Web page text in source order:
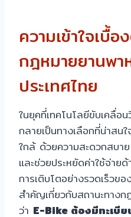
ความเข้าใจเบื้
กฎหมายยานพา
ประเทศไทย
ในยุคที่เทคโนโลยีขับเคลื่อ
กลายเป็นทางเลือกที่น่าสนใ
ใกล้ ด้วยความสะดวกสบา
และช่วยประหยัดค่าใช้จ่าย
การเติบโตอย่างรวดเร็วข
สำคัญเกี่ยวกับสถานะทาง
ว่า E-Bike ต้องมีทะเบี